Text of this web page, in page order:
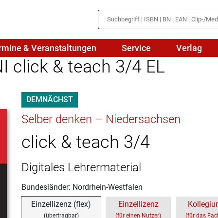
Medienbildung
Naturwissenschaften/NuT
Physik
Politik
Religion
& Veranstaltungen Service Verlag
click & teach 3/4 EL
DEMNÄCHST
Selber denken – Niedersachsen
click & teach 3/4
Digitales Lehrermaterial
Bundesländer: Nordrhein-Westfalen
Einzellizenz (flex)
(übertragbar)
Einzellizenz
(für einen Nutzer) (für das